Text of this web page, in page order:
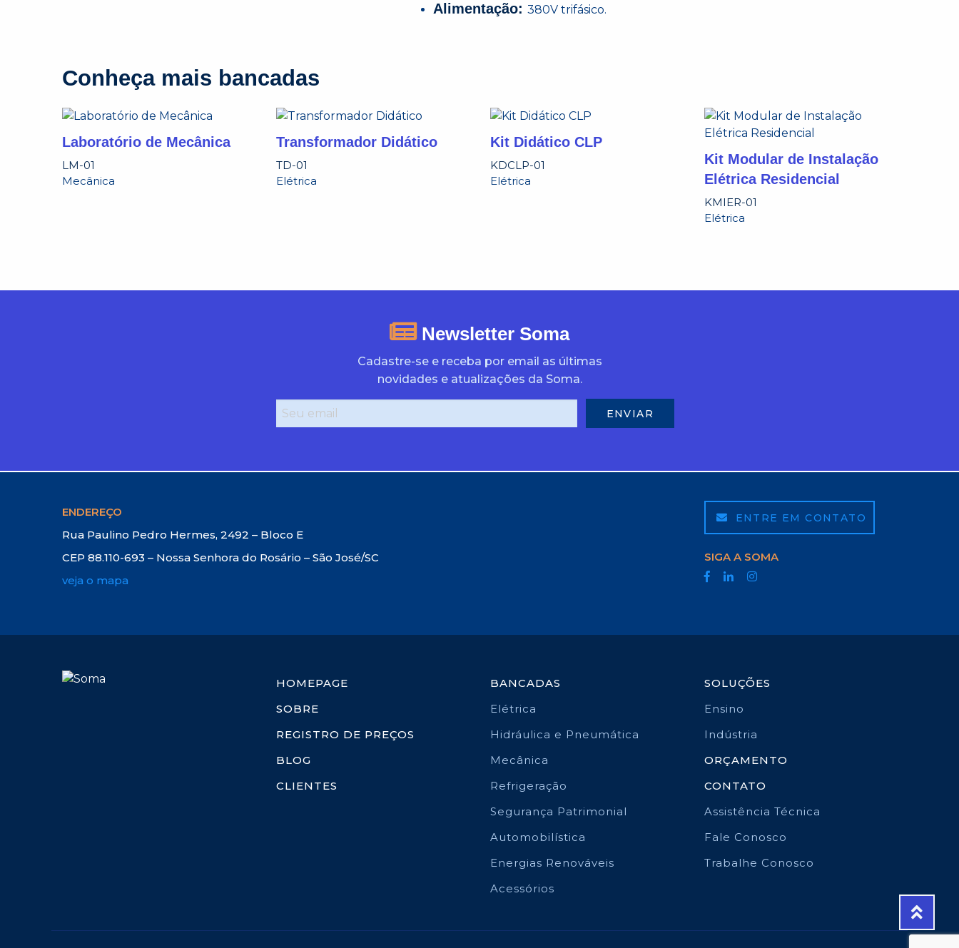
Alimentação: 380V trifásico.
Conheça mais bancadas
Laboratório de Mecânica
LM-01
Mecânica
Transformador Didático
TD-01
Elétrica
Kit Didático CLP
KDCLP-01
Elétrica
Kit Modular de Instalação
Elétrica Residencial
KMIER-01
Elétrica
Newsletter Soma
Cadastre-se e receba por email as últimas
novidades e atualizações da Soma.
ENDEREÇO
Rua Paulino Pedro Hermes, 2492 – Bloco E
CEP 88.110-693 – Nossa Senhora do Rosário – São José/SC
veja o mapa
ENTRE EM CONTATO
SIGA A SOMA
HOMEPAGE
SOBRE
REGISTRO DE PREÇOS
BLOG
CLIENTES
BANCADAS
Elétrica
Hidráulica e Pneumática
Mecânica
Refrigeração
Segurança Patrimonial
Automobilística
Energias Renováveis
Acessórios
SOLUÇÕES
Ensino
Indústria
ORÇAMENTO
CONTATO
Assistência Técnica
Fale Conosco
Trabalhe Conosco